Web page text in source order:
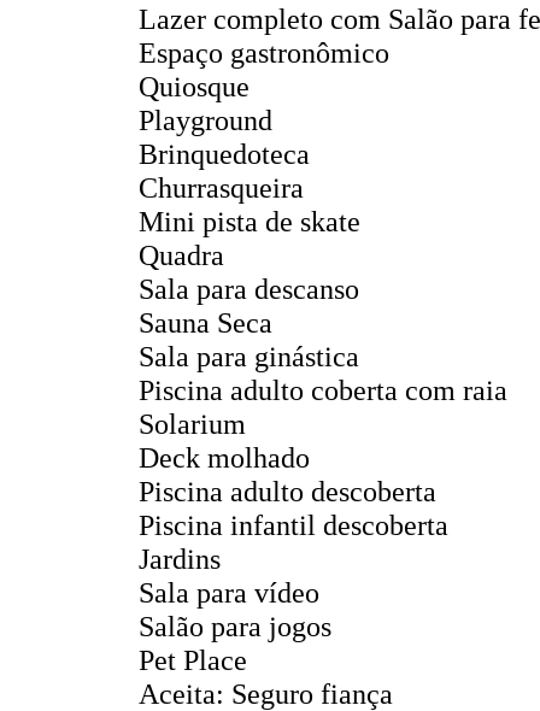
Lazer completo com Salão para
Espaço gastronômico
Quiosque
Playground
Brinquedoteca
Churrasqueira
Mini pista de skate
Quadra
Sala para descanso
Sauna Seca
Sala para ginástica
Piscina adulto coberta com raia
Solarium
Deck molhado
Piscina adulto descoberta
Piscina infantil descoberta
Jardins
Sala para vídeo
Salão para jogos
Pet Place
Aceita: Seguro fiança